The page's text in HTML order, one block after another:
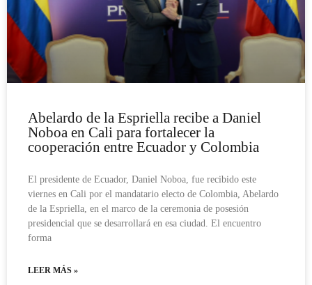
Abelardo de la Espriella recibe a Daniel
Noboa en Cali para fortalecer la
cooperación entre Ecuador y Colombia
El presidente de Ecuador, Daniel Noboa, fue recibido este
viernes en Cali por el mandatario electo de Colombia, Abelardo
de la Espriella, en el marco de la ceremonia de posesión
presidencial que se desarrollará en esa ciudad. El encuentro
forma
LEER MÁS »